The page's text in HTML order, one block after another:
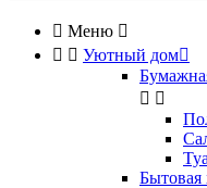
 Меню 
  Уютный дом
 
Бытовая